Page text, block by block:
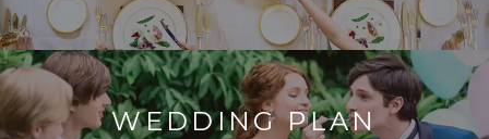
WEDDING PLAN